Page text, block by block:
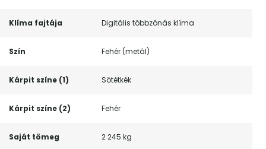
Klíma fajtája Digitális többzónás klíma
Szín Fehér (metál)
Kárpit színe (1) Sötétkék
Kárpit színe (2) Fehér
Saját tömeg 2 245 kg